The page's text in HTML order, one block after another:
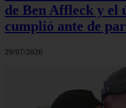
de Ben Affleck y el
cumplió ante de
29/07/2026